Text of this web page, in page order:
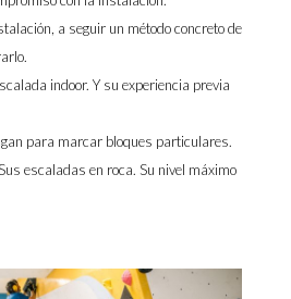
a seguir un método concreto de
indoor. Y su experiencia previa
para marcar bloques particulares.
escaladas en roca. Su nivel máximo